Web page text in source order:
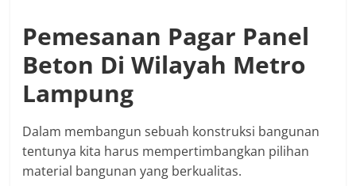
Pemesanan Pagar Panel
Beton Di Wilayah Metro
Lampung
Dalam membangun sebuah konstruksi bangunan
tentunya kita harus mempertimbangkan pilihan
material bangunan yang berkualitas.